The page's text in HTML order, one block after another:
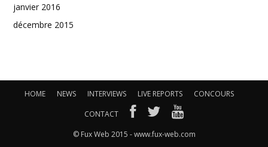
janvier 2016
décembre 2015
HOME NEWS INTERVIEWS LIVE REPORTS
CONCOURS
CONTACT
© Fux Web 2015 - www.fux-web.com